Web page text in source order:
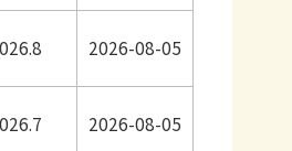
2026-08-05
2026-08-05